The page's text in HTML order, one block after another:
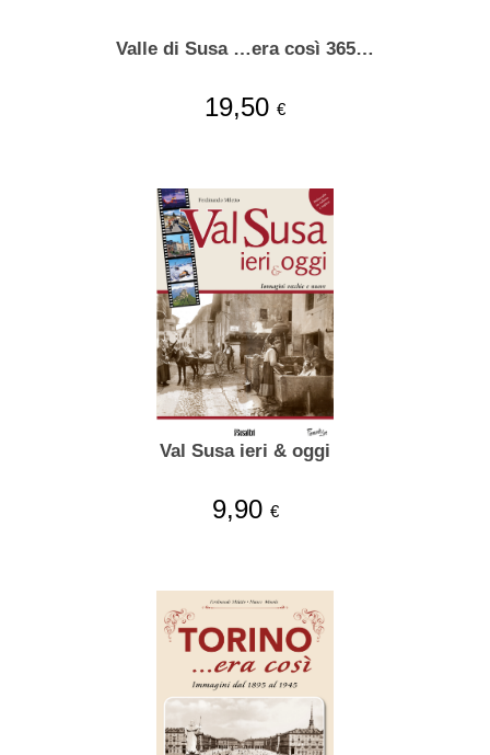
Valle di Susa …era così 365…
19,50 €
Val Susa ieri & oggi
9,90 €